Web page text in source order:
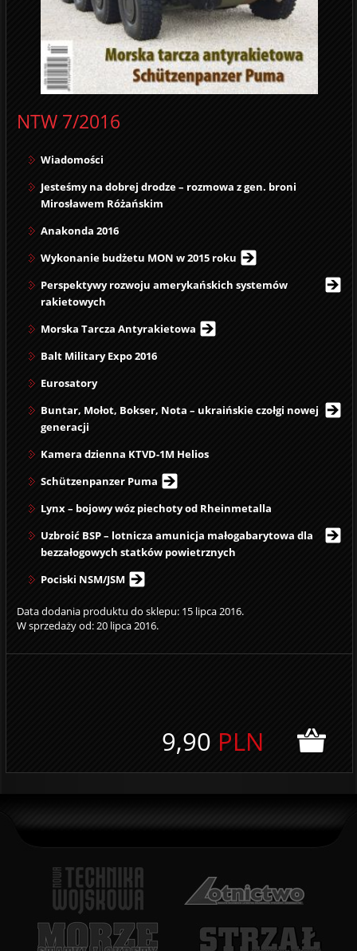
NTW 7/2016
Wiadomości
Jesteśmy na dobrej drodze – rozmowa z gen. broni
Mirosławem Różańskim
Anakonda 2016
Wykonanie budżetu MON w 2015 roku
Perspektywy rozwoju amerykańskich systemów
rakietowych
Morska Tarcza Antyrakietowa
Balt Military Expo 2016
Eurosatory
Buntar, Mołot, Bokser, Nota – ukraińskie czołgi nowej
generacji
Kamera dzienna KTVD-1M Helios
Schützenpanzer Puma
Lynx – bojowy wóz piechoty od Rheinmetalla
Uzbroić BSP – lotnicza amunicja małogabarytowa dla
bezzałogowych statków powietrznych
Pociski NSM/JSM
Data dodania produktu do sklepu: 15 lipca 2016.
W sprzedaży od: 20 lipca 2016.
9,90 PLN